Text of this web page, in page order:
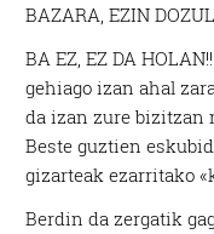
BAZARA, EZIN
BA EZ, EZ DA
gehiago izan ahal
da izan zure bizitzan
Beste guztien
gizarteak ezarritako
Berdin da zergatik